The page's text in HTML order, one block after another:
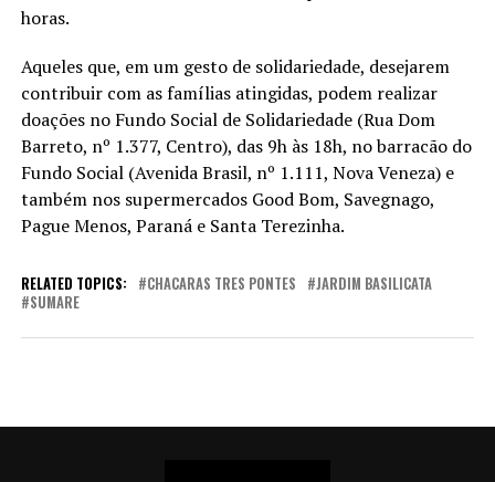
horas.
Aqueles que, em um gesto de solidariedade, desejarem
contribuir com as famílias atingidas, podem realizar
doações no Fundo Social de Solidariedade (Rua Dom
Barreto, nº 1.377, Centro), das 9h às 18h, no barracão do
Fundo Social (Avenida Brasil, nº 1.111, Nova Veneza) e
também nos supermercados Good Bom, Savegnago,
Pague Menos, Paraná e Santa Terezinha.
RELATED TOPICS: CHACARAS TRES PONTES
JARDIM BASILICATA
SUMARE